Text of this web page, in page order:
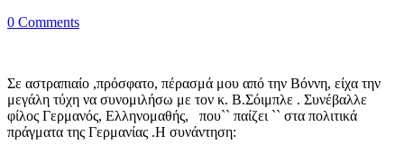
0 Comments
Σε αστραπιαίο ,πρόσφατο, πέρασμά μου από την Βόννη, είχα την
μεγάλη τύχη να συνομιλήσω με τον κ. Β.Σόιμπλε . Συνέβαλλε
φίλος Γερμανός, Ελληνομαθής, που`` παίζει `` στα πολιτικά
πράγματα της Γερμανίας .Η συνάντηση: